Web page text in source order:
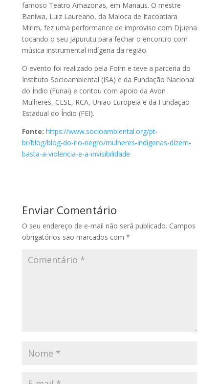
famoso Teatro Amazonas, em Manaus. O mestre
Baniwa, Luiz Laureano, da Maloca de Itacoatiara
Mirim, fez uma performance de improviso com Djuena
tocando o seu Japurutu para fechar o encontro com
música instrumental indígena da região.
O evento foi realizado pela Foirn e teve a parceria do
Instituto Socioambiental (ISA) e da Fundação Nacional
do Índio (Funai) e contou com apoio da Avon
Mulheres, CESE, RCA, União Europeia e da Fundação
Estadual do Índio (FEI).
Fonte: https://www.socioambiental.org/pt-
br/blog/blog-do-rio-negro/mulheres-indigenas-dizem-
basta-a-violencia-e-a-invisibilidade
Enviar Comentário
O seu endereço de e-mail não será publicado. Campos
obrigatórios são marcados com *